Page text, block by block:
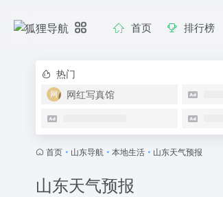
首页 排行榜
热门
网红写真馆
首页 • 山东导航 • 本地生活 • 山东天气预报
山东天气预报